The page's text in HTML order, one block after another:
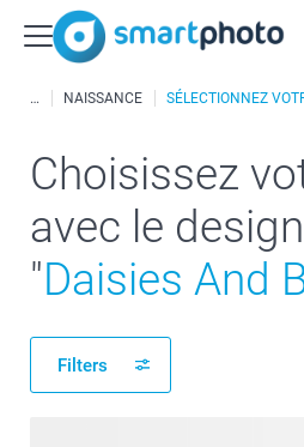
NAISSANCE SÉLECTIONNEZ
Choisissez
avec le design
"Daisies And
Filters